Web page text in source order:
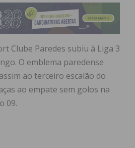
Clube Paredes subiu à Liga 3
O emblema paredense
ao terceiro escalão do
ao empate sem golos na
09.